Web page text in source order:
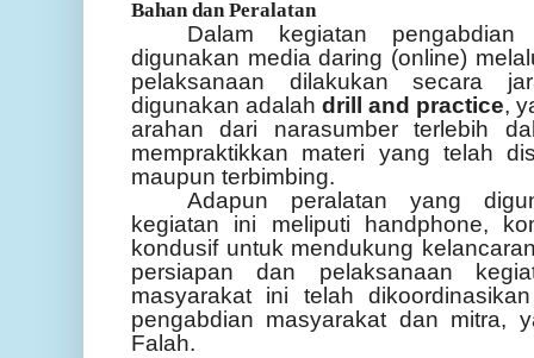
Bahan dan Peralatan
Dalam kegiatan
digunakan media daring (online)
pelaksanaan dilakukan secara
digunakan adalah drill and practice,
arahan dari narasumber terlebih
mempraktikkan materi yang telah
maupun terbimbing.
Adapun peralatan yang
kegiatan ini meliputi handphone,
kondusif untuk mendukung
persiapan dan pelaksanaan
masyarakat ini telah
pengabdian masyarakat dan mitra,
Falah.